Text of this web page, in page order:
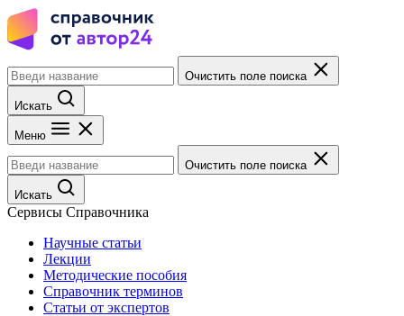
Очистить поле поиска
Искать
Меню
Очистить поле поиска
Искать
Сервисы Справочника
Научные статьи
Лекции
Методические пособия
Справочник терминов
Статьи от экспертов